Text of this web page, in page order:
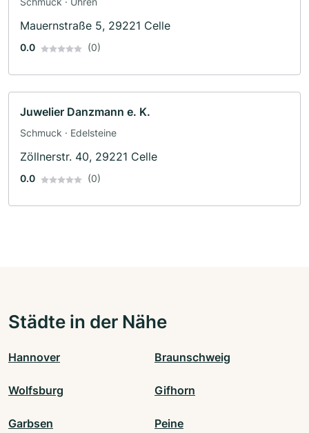
Mauernstraße 5, 29221 Celle
0.0 (0)
Juwelier Danzmann e. K.
Schmuck · Edelsteine
Zöllnerstr. 40, 29221 Celle
0.0 (0)
Städte in der Nähe
Hannover Braunschweig
Wolfsburg Gifhorn
Garbsen Peine